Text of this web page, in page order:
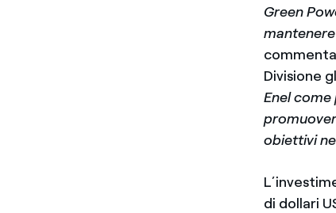
Green
Divisione
Enel
obiettivi
di dollari